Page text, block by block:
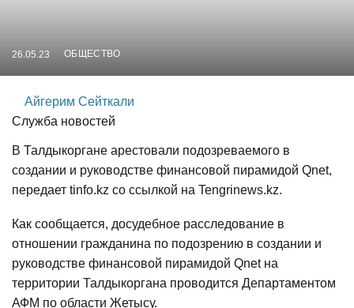
26.05.23 ОБЩЕСТВО
Айгерим Сейткали
Служба новостей
В Талдыкоргане арестовали подозреваемого в
создании и руководстве финансовой пирамидой Qnet,
передает tinfo.kz со ссылкой на Tengrinews.kz.
Как сообщается, досудебное расследование в
отношении гражданина по подозрению в создании и
руководстве финансовой пирамидой Qnet на
территории Талдыкоргана проводится Департаментом
АФМ по области Жетысу.